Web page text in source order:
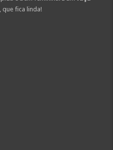
, que fica linda!